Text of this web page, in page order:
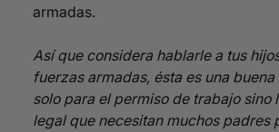
armadas.
Así que considera hablarle a tus
fuerzas armadas, ésta es una
solo para el permiso de trabajo sino
legal que necesitan muchos padres